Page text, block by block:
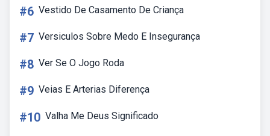
#6 Vestido De Casamento De Criança
#7 Versiculos Sobre Medo E Insegurança
#8 Ver Se O Jogo Roda
#9 Veias E Arterias Diferença
#10 Valha Me Deus Significado